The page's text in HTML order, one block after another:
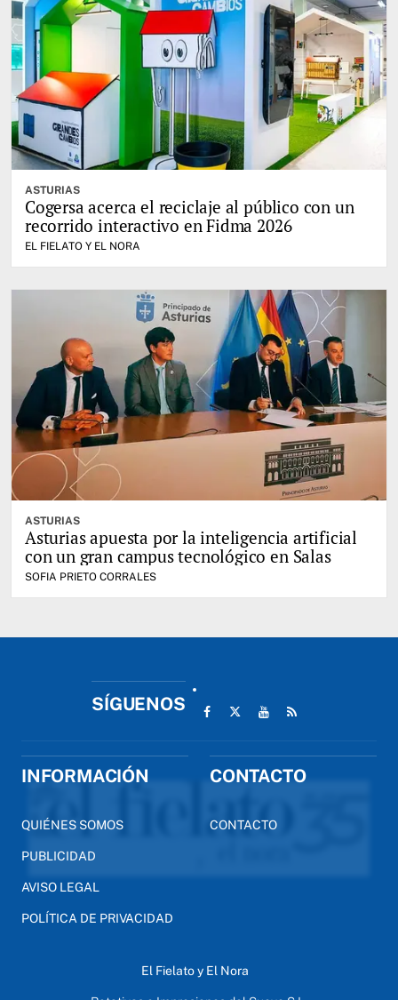
ASTURIAS
Cogersa acerca el reciclaje al público con un
recorrido interactivo en Fidma 2026
EL FIELATO Y EL NORA
ASTURIAS
Asturias apuesta por la inteligencia artificial
con un gran campus tecnológico en Salas
SOFIA PRIETO CORRALES
SÍGUENOS
INFORMACIÓN
QUIÉNES SOMOS
PUBLICIDAD
AVISO LEGAL
POLÍTICA DE PRIVACIDAD
CONTACTO
CONTACTO
El Fielato y El Nora